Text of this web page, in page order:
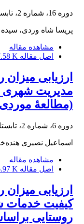
دوره 16، شماره 2، تابستان 1404، صفحه
پریسا شاه وردی،
مشاهده مقاله
اصل مقاله K
ارزیابی
مدیریت شهری
(مطالعۀ
دوره 6، شماره 2، تابستان 1397، صفحه
اسماعیل نصیری
مشاهده مقاله
اصل مقاله K
ارزیابی میزان
کیفیت خدمات
روستایی